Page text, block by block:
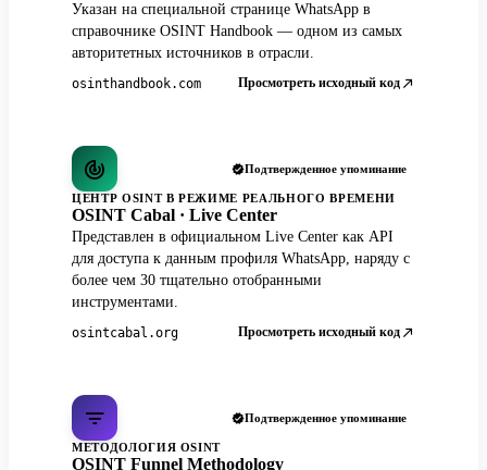
Указан на специальной странице WhatsApp в
справочнике OSINT Handbook — одном из самых
авторитетных источников в отрасли.
osinthandbook.com Просмотреть исходный код
Подтвержденное упоминание
ЦЕНТР OSINT В РЕЖИМЕ РЕАЛЬНОГО ВРЕМЕНИ
OSINT Cabal · Live Center
Представлен в официальном Live Center как API
для доступа к данным профиля WhatsApp, наряду с
более чем 30 тщательно отобранными
инструментами.
osintcabal.org Просмотреть исходный код
Подтвержденное упоминание
МЕТОДОЛОГИЯ OSINT
OSINT Funnel Methodology